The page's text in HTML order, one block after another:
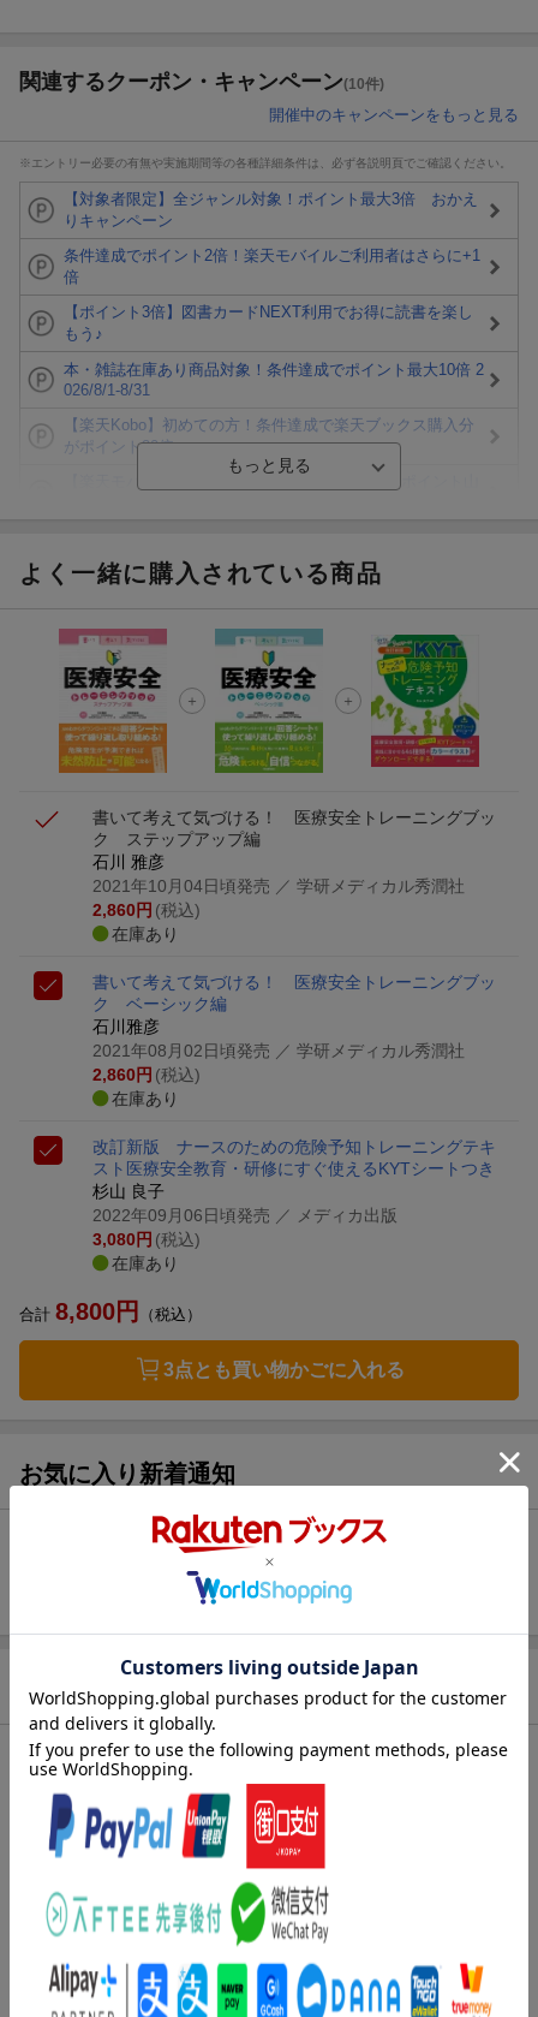
関連するクーポン・キャンペーン(10件)
開催中のキャンペーンをもっと見る
※エントリー必要の有無や実施期間等の各種詳細条件は、必ず各説明頁でご確認ください。
【対象者限定】全ジャンル対象！ポイント最大3倍 おかえ
りキャンペーン
条件達成でポイント2倍！楽天モバイルご利用者はさらに+1
倍
【ポイント3倍】図書カードNEXT利用でお得に読書を楽し
もう♪
本・雑誌在庫あり商品対象！条件達成でポイント最大10倍 2
026/8/1-8/31
【楽天Kobo】初めての方！条件達成で楽天ブックス購入分
がポイント20倍
ト山分け
エントリー＆3,000円以上購入で無料データSIM（3GB/月プ
ラン）が当たる！
楽天モバイル紹介キャンペーンの拡散で300円OFFクーポン
進呈
よく一緒に購入されている商品
書いて考えて気づける！ 医療安全トレーニングブッ
ク ステップアップ編
石川 雅彦
2021年10月04日頃発売 ／ 学研メディカル秀潤社
2,860円 (税込)
在庫あり
書いて考えて気づける！ 医療安全トレーニングブッ
ク ベーシック編
石川雅彦
2021年08月02日頃発売 ／ 学研メディカル秀潤社
2,860円 (税込)
在庫あり
改訂新版 ナースのための危険予知トレーニングテキ
スト 医療安全教育・研修にすぐ使えるKYTシートつき
杉山 良子
2022年09月06日頃発売 ／ メディカ出版
3,080円 (税込)
在庫あり
合計 8,800円 （税込）
3点とも買い物かごに入れる
お気に入り新着通知
商品情報
発売日 2021年10月04日頃
著者／編集 石川 雅彦(著・編) ,
斉藤奈緒美(著・編)
出版社 学研メディカル秀潤社
発行形態 単行本
ISBN 9784780914443